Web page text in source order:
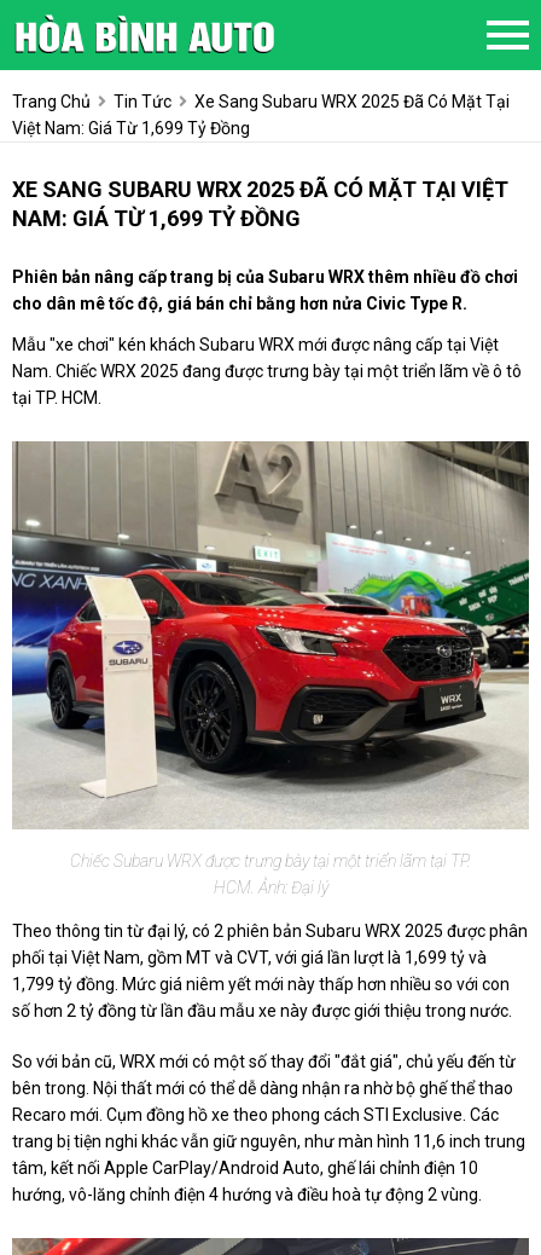
Trang Chủ Tin Tức
Xe Sang Subaru WRX 2025 Đã Có Mặt Tại
Việt Nam: Giá Từ 1,699 Tỷ Đồng
XE SANG SUBARU WRX 2025 ĐÃ CÓ MẶT TẠI VIỆT
NAM: GIÁ TỪ 1,699 TỶ ĐỒNG
Phiên bản nâng cấp trang bị của Subaru WRX thêm nhiều đồ chơi
cho dân mê tốc độ, giá bán chỉ bằng hơn nửa Civic Type R.
Mẫu "xe chơi" kén khách Subaru WRX mới được nâng cấp tại Việt
Nam. Chiếc WRX 2025 đang được trưng bày tại một triển lãm về ô tô
tại TP. HCM.
Chiếc Subaru WRX được trưng bày tại một triển lãm tại TP.
HCM. Ảnh: Đại lý
Theo thông tin từ đại lý, có 2 phiên bản Subaru WRX 2025 được phân
phối tại Việt Nam, gồm MT và CVT, với giá lần lượt là 1,699 tỷ và
1,799 tỷ đồng. Mức giá niêm yết mới này thấp hơn nhiều so với con
số hơn 2 tỷ đồng từ lần đầu mẫu xe này được giới thiệu trong nước.
So với bản cũ, WRX mới có một số thay đổi "đắt giá", chủ yếu đến từ
bên trong. Nội thất mới có thể dễ dàng nhận ra nhờ bộ ghế thể thao
Recaro mới. Cụm đồng hồ xe theo phong cách STI Exclusive. Các
trang bị tiện nghi khác vẫn giữ nguyên, như màn hình 11,6 inch trung
tâm, kết nối Apple CarPlay/Android Auto, ghế lái chỉnh điện 10
hướng, vô-lăng chỉnh điện 4 hướng và điều hoà tự động 2 vùng.